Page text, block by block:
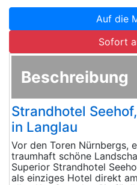
Auf die
Sofort
Beschreibung
Strandhotel
in Langlau
Vor den Toren Nürnbergs,
traumhaft schöne
Superior Strandhotel
als einziges Hotel direkt